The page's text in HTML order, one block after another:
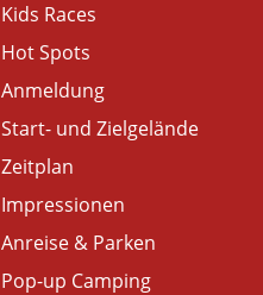
Kids Races
Hot Spots
Anmeldung
Start- und Zielgelände
Zeitplan
Impressionen
Anreise & Parken
Pop-up Camping